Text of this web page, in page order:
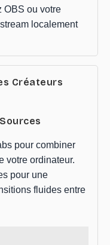
OBS ou votre
localement
Créateurs
pour combiner
votre ordinateur.
pour une
fluides entre